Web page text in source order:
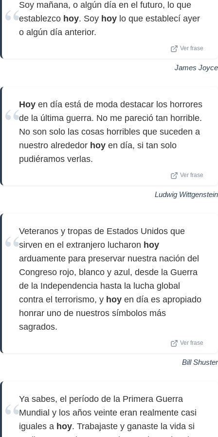
Soy mañana, o algún día en el futuro, lo que
establezco hoy. Soy hoy lo que establecí ayer
o algún día anterior.
Ver frase
James Joyce
Hoy en día está de moda destacar los horrores
de la última guerra. No me pareció tan horrible.
No son solo las cosas horribles que suceden a
nuestro alrededor hoy en día, si tan solo
pudiéramos verlas.
Ver frase
Ludwig Wittgenstein
Veteranos y tropas de Estados Unidos que
sirven en el extranjero lucharon hoy
arduamente para preservar nuestra nación del
Congreso rojo, blanco y azul, desde la Guerra
de la Independencia hasta la lucha global
contra el terrorismo, y hoy en día es apropiado
honrar uno de nuestros símbolos más
sagrados.
Ver frase
Bill Shuster
Ya sabes, el período de la Primera Guerra
Mundial y los años veinte eran realmente casi
iguales a hoy. Trabajaste y ganaste la vida si